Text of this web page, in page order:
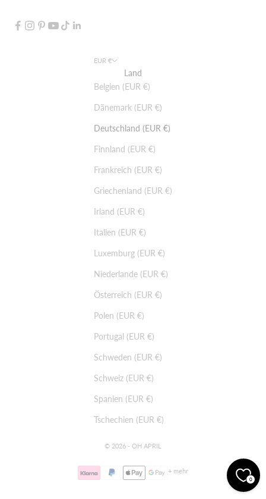
EUR €
Land
Belgien (EUR €)
Dänemark (EUR €)
Deutschland (EUR €)
Finnland (EUR €)
Frankreich (EUR €)
Griechenland (EUR €)
Irland (EUR €)
Italien (EUR €)
Luxemburg (EUR €)
Niederlande (EUR €)
Österreich (EUR €)
Polen (EUR €)
Portugal (EUR €)
Schweden (EUR €)
Schweiz (EUR €)
Spanien (EUR €)
Tschechien (EUR €)
© 2026 - OH APRIL
+ mehr
0